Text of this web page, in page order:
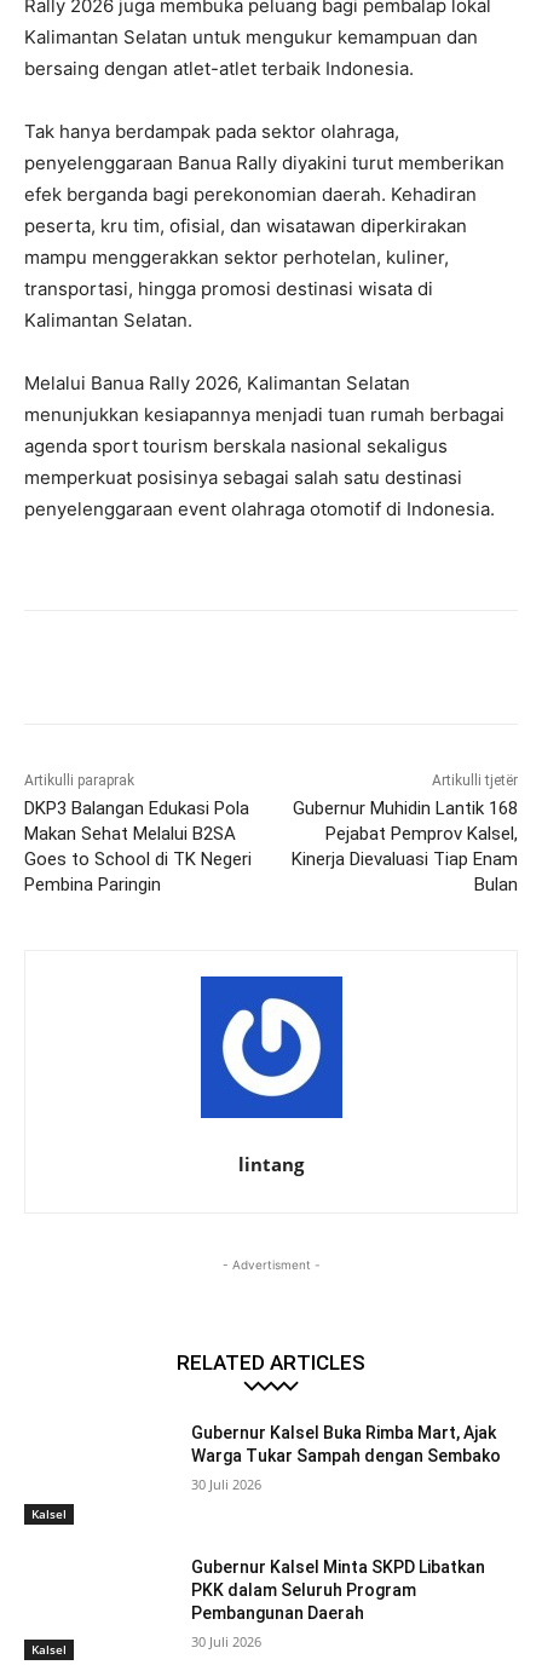
Rally 2026 juga membuka peluang bagi pembalap lokal
Kalimantan Selatan untuk mengukur kemampuan dan
bersaing dengan atlet-atlet terbaik Indonesia.
Tak hanya berdampak pada sektor olahraga,
penyelenggaraan Banua Rally diyakini turut memberikan
efek berganda bagi perekonomian daerah. Kehadiran
peserta, kru tim, ofisial, dan wisatawan diperkirakan
mampu menggerakkan sektor perhotelan, kuliner,
transportasi, hingga promosi destinasi wisata di
Kalimantan Selatan.
Melalui Banua Rally 2026, Kalimantan Selatan
menunjukkan kesiapannya menjadi tuan rumah berbagai
agenda sport tourism berskala nasional sekaligus
memperkuat posisinya sebagai salah satu destinasi
penyelenggaraan event olahraga otomotif di Indonesia.
Artikulli paraprak
DKP3 Balangan Edukasi Pola
Makan Sehat Melalui B2SA
Goes to School di TK Negeri
Pembina Paringin
Artikulli tjetër
Gubernur Muhidin Lantik 168
Pejabat Pemprov Kalsel,
Kinerja Dievaluasi Tiap Enam
Bulan
lintang
- Advertisment -
RELATED ARTICLES
Kalsel
Gubernur Kalsel Buka Rimba Mart, Ajak
Warga Tukar Sampah dengan Sembako
30 Juli 2026
Kalsel
Gubernur Kalsel Minta SKPD Libatkan
PKK dalam Seluruh Program
Pembangunan Daerah
30 Juli 2026